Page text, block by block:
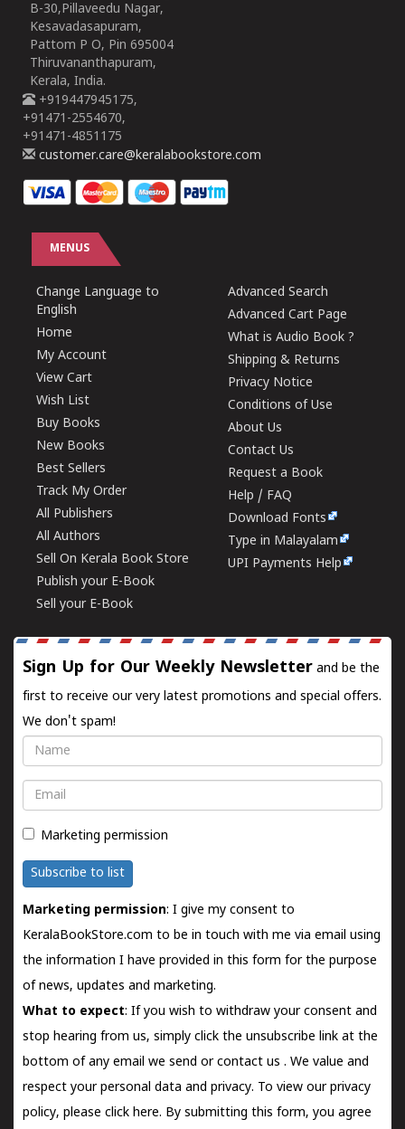
B-30,Pillaveedu Nagar,
Kesavadasapuram,
Pattom P O, Pin 695004
Thiruvananthapuram,
Kerala, India.
+919447945175,
+91471-2554670,
+91471-4851175
customer.care@keralabookstore.com
MENUS
Change Language to
English
Home
My Account
View Cart
Wish List
Buy Books
New Books
Best Sellers
Track My Order
All Publishers
All Authors
Sell On Kerala Book Store
Publish your E-Book
Sell your E-Book
Advanced Search
Advanced Cart Page
What is Audio Book ?
Shipping & Returns
Privacy Notice
Conditions of Use
About Us
Contact Us
Request a Book
Help / FAQ
Download Fonts
Type in Malayalam
UPI Payments Help
Sign Up for Our Weekly Newsletter and be the
first to receive our very latest promotions and special offers.
We don't spam!
Name
Email
Marketing permission
Subscribe to list
Marketing permission: I give my consent to
KeralaBookStore.com to be in touch with me via email using
the information I have provided in this form for the purpose
of news, updates and marketing.
What to expect: If you wish to withdraw your consent and
stop hearing from us, simply click the unsubscribe link at the
bottom of any email we send orcontact us . We value and
respect your personal data and privacy. To view our privacy
policy, please click here. By submitting this form, you agree